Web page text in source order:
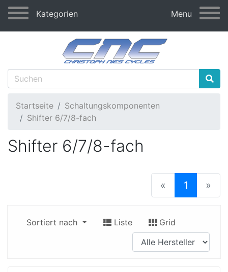
Kategorien Menu
Startseite
Schaltungskomponenten
Shifter 6/7/8-fach
Shifter 6/7/8-fach
« 1 »
Sortiert nach Liste Grid